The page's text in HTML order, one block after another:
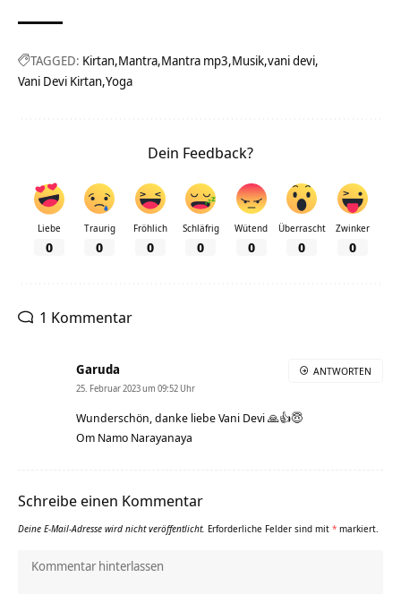
TAGGED: Kirtan Mantra Mantra mp3 Musik vani devi
Vani Devi Kirtan Yoga
Dein Feedback?
Liebe
0
Traurig
0
Fröhlich
0
Schläfrig
0
Wütend
0
Überrascht
0
Zwinker
0
1 Kommentar
Garuda
25. Februar 2023 um 09:52 Uhr
Wunderschön, danke liebe Vani Devi 🙏👍😇
Om Namo Narayanaya
ANTWORTEN
Schreibe einen Kommentar
Deine E-Mail-Adresse wird nicht veröffentlicht. Erforderliche Felder sind mit * markiert.